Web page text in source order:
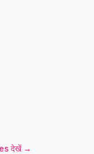
देखें →